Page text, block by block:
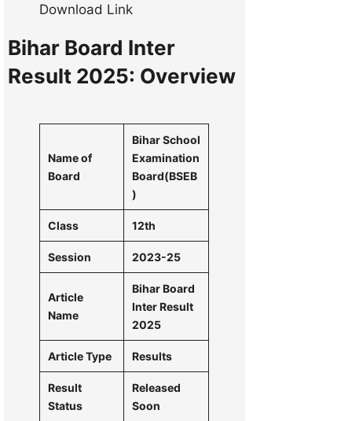
Download Link
Bihar Board Inter
Result 2025: Overview
Name of
Board
Bihar School
Examination
Board(BSEB
)
Class 12th
Session 2023-25
Article
Name
Bihar Board
Inter Result
2025
Article Type Results
Result
Status
Released
Soon